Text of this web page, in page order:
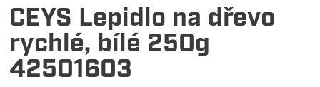
CEYS Lepidlo na dřevo
rychlé, bílé 250g
42501603